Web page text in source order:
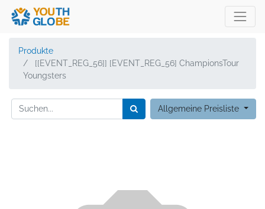
Produkte
[[EVENT_REG_56]] [EVENT_REG_56] ChampionsTour
Youngsters
Allgemeine Preisliste